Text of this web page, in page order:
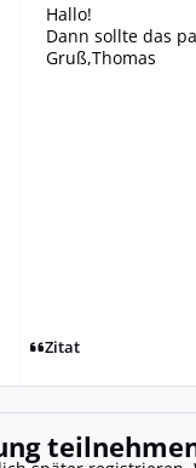
Hallo!
Dann sollte das
Gruß,Thomas
Zitat